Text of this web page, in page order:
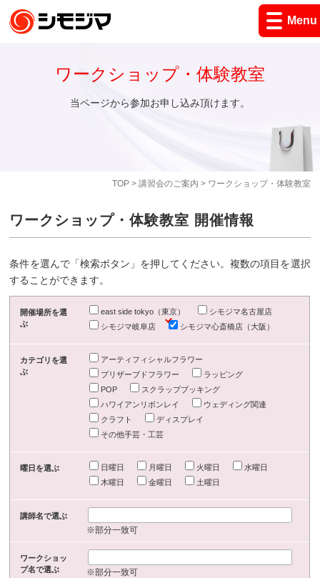
Menu
TOP> 講習会のご案内 > ワークショップ・体験教室
ワークショップ・体験教室
当ページから参加お申し込み頂けます。
ワークショップ・体験教室 開催情報
条件を選んで「検索ボタン」を押してください。複数の項目を選択
することができます。
開催場所を選
ぶ
east side tokyo（東京）
シモジマ名古屋店
シモジマ岐阜店
シモジマ心斎橋店（大阪）
カテゴリを選
ぶ
アーティフィシャルフラワー
プリザーブドフラワー
ラッピング
POP
スクラップブッキング
ハワイアンリボンレイ
ウェディング関連
クラフト
ディスプレイ
その他手芸・工芸
曜日を選ぶ 日曜日 月曜日 火曜日
水曜日
木曜日
金曜日 土曜日
講師名で選ぶ
※部分一致可
ワークショッ
プ名で選ぶ
※部分一致可